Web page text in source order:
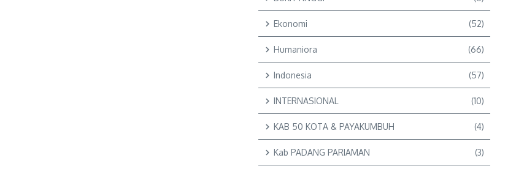
Ekonomi (52)
Humaniora (66)
Indonesia (57)
INTERNASIONAL (10)
KAB 50 KOTA & PAYAKUMBUH (4)
Kab PADANG PARIAMAN (3)